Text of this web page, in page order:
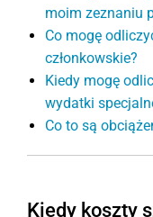
moim zeznaniu
Co mogę
członkowskie?
Kiedy mogę
wydatki
Co to są
Kiedy koszty